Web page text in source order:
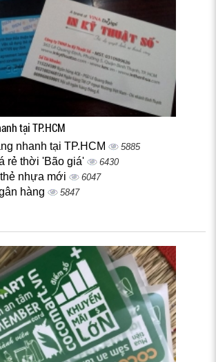
tại TP.HCM
nhanh tại TP.HCM 5885
rẻ thời 'Bão giá' 6430
nhựa mới 6047
hàng 5847